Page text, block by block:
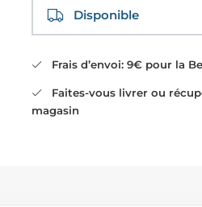
Disponible
Frais d’envoi: 9€ pour la
Faites-vous livrer ou
magasin